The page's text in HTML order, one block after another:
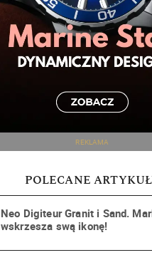
REKLAMA
POLECANE
Neo Digiteur Granit i Sand.
wskrzesza swą ikonę!